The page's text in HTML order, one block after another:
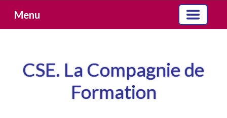
Menu
CSE. La Compagnie de
Formation